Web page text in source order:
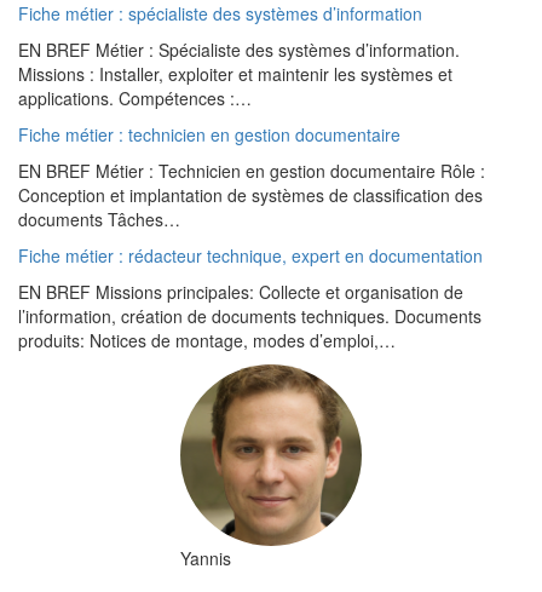
Fiche métier : spécialiste des systèmes d’information
EN BREF Métier : Spécialiste des systèmes d’information.
Missions : Installer, exploiter et maintenir les systèmes et
applications. Compétences :…
Fiche métier : technicien en gestion documentaire
EN BREF Métier : Technicien en gestion documentaire Rôle :
Conception et implantation de systèmes de classification des
documents Tâches…
Fiche métier : rédacteur technique, expert en documentation
EN BREF Missions principales: Collecte et organisation de
l’information, création de documents techniques. Documents
produits: Notices de montage, modes d’emploi,…
Yannis